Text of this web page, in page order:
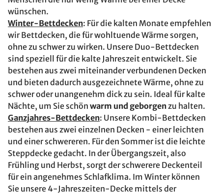
wünschen.
Winter-Bettdecken: Für die kalten Monate empfehlen
wir Bettdecken, die für wohltuende Wärme sorgen,
ohne zu schwer zu wirken. Unsere Duo-Bettdecken
sind speziell für die kalte Jahreszeit entwickelt. Sie
bestehen aus zwei miteinander verbundenen Decken
und bieten dadurch ausgezeichnete Wärme, ohne zu
schwer oder unangenehm dick zu sein. Ideal für kalte
Nächte, um Sie schön warm und geborgenzu halten.
Ganzjahres-Bettdecken: Unsere Kombi-Bettdecken
bestehen aus zwei einzelnen Decken - einer leichten
und einer schwereren. Für den Sommer ist die leichte
Steppdecke gedacht. In der Übergangszeit, also
Frühling und Herbst, sorgt der schwerere Deckenteil
für ein angenehmes Schlafklima. Im Winter können
Sie unsere 4-Jahreszeiten-Decke mittels der